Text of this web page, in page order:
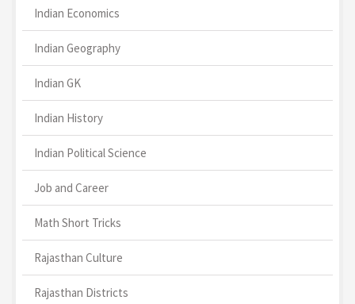
Indian Economics
Indian Geography
Indian GK
Indian History
Indian Political Science
Job and Career
Math Short Tricks
Rajasthan Culture
Rajasthan Districts